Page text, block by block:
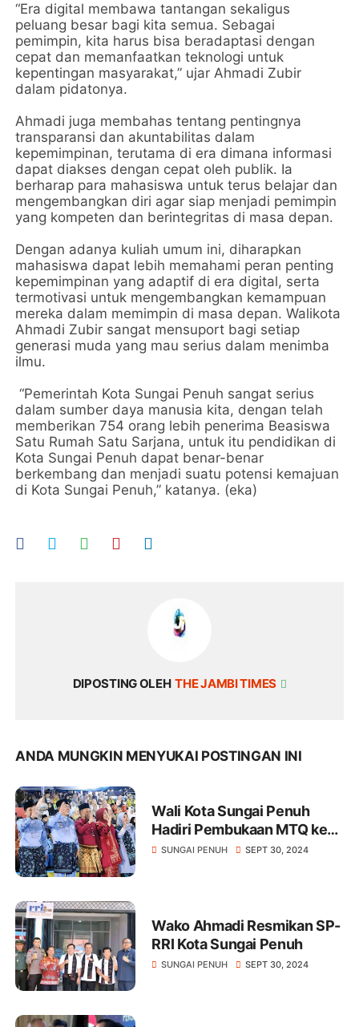
“Era digital membawa tantangan sekaligus
peluang besar bagi kita semua. Sebagai
pemimpin, kita harus bisa beradaptasi dengan
cepat dan memanfaatkan teknologi untuk
kepentingan masyarakat,” ujar Ahmadi Zubir
dalam pidatonya.
Ahmadi juga membahas tentang pentingnya
transparansi dan akuntabilitas dalam
kepemimpinan, terutama di era dimana informasi
dapat diakses dengan cepat oleh publik. Ia
berharap para mahasiswa untuk terus belajar dan
mengembangkan diri agar siap menjadi pemimpin
yang kompeten dan berintegritas di masa depan.
Dengan adanya kuliah umum ini, diharapkan
mahasiswa dapat lebih memahami peran penting
kepemimpinan yang adaptif di era digital, serta
termotivasi untuk mengembangkan kemampuan
mereka dalam memimpin di masa depan. Walikota
Ahmadi Zubir sangat mensuport bagi setiap
generasi muda yang mau serius dalam menimba
ilmu.
“Pemerintah Kota Sungai Penuh sangat serius
dalam sumber daya manusia kita, dengan telah
memberikan 754 orang lebih penerima Beasiswa
Satu Rumah Satu Sarjana, untuk itu pendidikan di
Kota Sungai Penuh dapat benar-benar
berkembang dan menjadi suatu potensi kemajuan
di Kota Sungai Penuh,” katanya. (eka)
DIPOSTING OLEH THE JAMBI TIMES
ANDA MUNGKIN MENYUKAI POSTINGAN INI
Wali Kota Sungai Penuh
Hadiri Pembukaan MTQ ke-
53 Tingkat Provinsi Jambi
SUNGAI PENUH SEPT 30, 2024
Wako Ahmadi Resmikan SP-
RRI Kota Sungai Penuh
SUNGAI PENUH SEPT 30, 2024